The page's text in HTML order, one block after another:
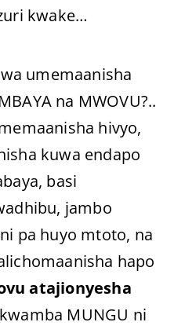
kwake…
umemaanisha
na MWOVU?..
hivyo,
kuwa endapo
basi
jambo
pa huyo mtoto, na
hapo
atajionyesha
MUNGU ni